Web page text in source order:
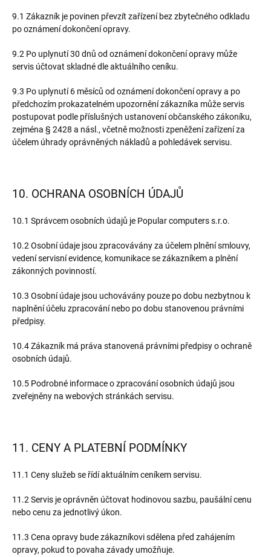
9.1 Zákazník je povinen převzít zařízení bez zbytečného odkladu
po oznámení dokončení opravy.
9.2 Po uplynutí 30 dnů od oznámení dokončení opravy může
servis účtovat skladné dle aktuálního ceníku.
9.3 Po uplynutí 6 měsíců od oznámení dokončení opravy a po
předchozím prokazatelném upozornění zákazníka může servis
postupovat podle příslušných ustanovení občanského zákoníku,
zejména § 2428 a násl., včetně možnosti zpeněžení zařízení za
účelem úhrady oprávněných nákladů a pohledávek servisu.
10. OCHRANA OSOBNÍCH ÚDAJŮ
10.1 Správcem osobních údajů je Popular computers s.r.o.
10.2 Osobní údaje jsou zpracovávány za účelem plnění smlouvy,
vedení servisní evidence, komunikace se zákazníkem a plnění
zákonných povinností.
10.3 Osobní údaje jsou uchovávány pouze po dobu nezbytnou k
naplnění účelu zpracování nebo po dobu stanovenou právními
předpisy.
10.4 Zákazník má práva stanovená právními předpisy o ochraně
osobních údajů.
10.5 Podrobné informace o zpracování osobních údajů jsou
zveřejněny na webových stránkách servisu.
11. CENY A PLATEBNÍ PODMÍNKY
11.1 Ceny služeb se řídí aktuálním ceníkem servisu.
11.2 Servis je oprávněn účtovat hodinovou sazbu, paušální cenu
nebo cenu za jednotlivý úkon.
11.3 Cena opravy bude zákazníkovi sdělena před zahájením
opravy, pokud to povaha závady umožňuje.